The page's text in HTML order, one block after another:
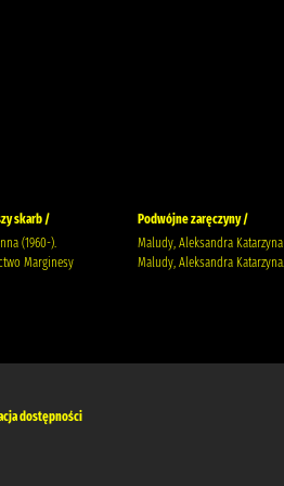
skarb /
(1960-).
Marginesy
Podwójne zaręczyny /
Maludy, Aleksandra Katarzyna
Maludy, Aleksandra Katarzyna.
dostępności